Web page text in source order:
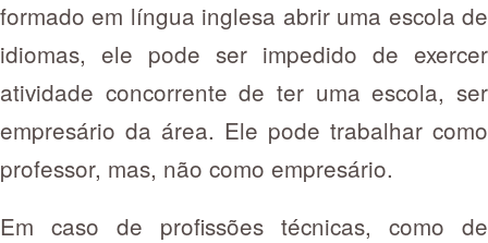
formado em língua inglesa abrir uma escola de
idiomas, ele pode ser impedido de exercer
atividade concorrente de ter uma escola, ser
empresário da área. Ele pode trabalhar como
professor, mas, não como empresário.
Em caso de profissões técnicas, como de